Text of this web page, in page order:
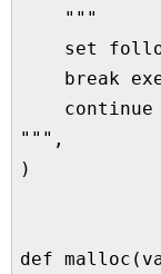
    """
set
break
    continue
""",
)
def